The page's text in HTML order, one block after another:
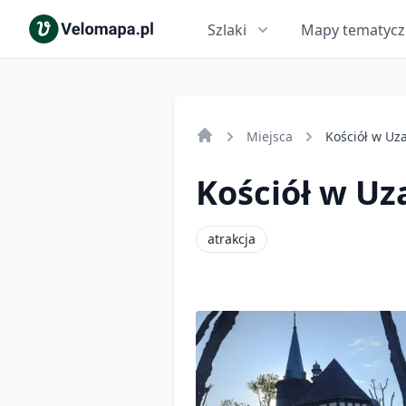
Szlaki Mapy
Miejsca Kościół w
Kościół w
atrakcja